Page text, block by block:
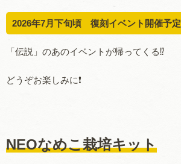
2026年7月下旬頃 復刻イベント開催予定
「伝説」のあのイベントが帰ってくる⁉️
どうぞお楽しみに❗️
NEOなめこ栽培キット